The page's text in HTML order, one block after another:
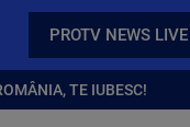
PROTV NEWS LIVE
TE IUBESC!